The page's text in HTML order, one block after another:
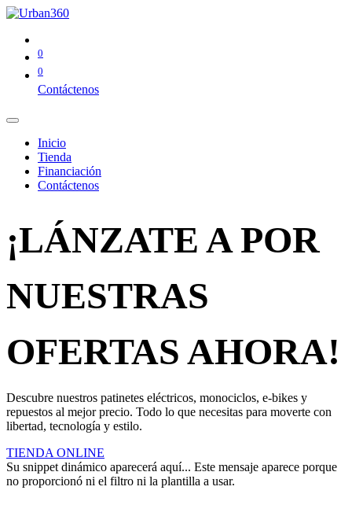
0
0
Contáctenos
Inicio
Tienda
Financiación
Contáctenos
¡LÁNZATE A POR
NUESTRAS
OFERTAS AHORA!
Descubre nuestros patinetes eléctricos, monociclos, e-bikes y
repuestos al mejor precio. Todo lo que necesitas para moverte con
libertad, tecnología y estilo.
TIENDA ONLINE
Su snippet dinámico aparecerá aquí... Este mensaje aparece porque
no proporcionó ni el filtro ni la plantilla a usar.